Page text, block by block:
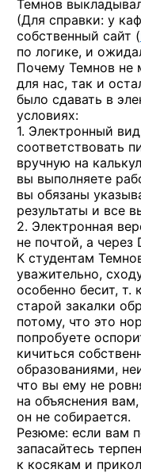
Темнов
(Для справки: у
собственный сайт (
по логике, и
Почему Темнов не
для нас, так и
было сдавать в
условиях:
1. Электронный
соответствовать
вручную на
вы выполняете
вы обязаны
результаты и все
2. Электронная
не почтой, а через
К студентам
уважительно,
особенно бесит, т.
старой закалки
потому, что это
попробуете
кичиться
образованиями,
что вы ему не
на объяснения
он не собирается.
Резюме: если вам
запасайтесь
к косякам и